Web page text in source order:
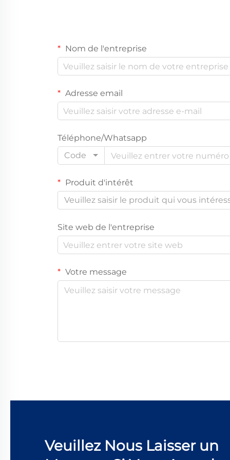
Nom de l'entreprise
Adresse email
Téléphone/Whatsapp
Code
Produit d'intérêt
Veuillez saisir le produit qui vous
Site web de l'entreprise
Votre message
Veuillez Nous Laisser un